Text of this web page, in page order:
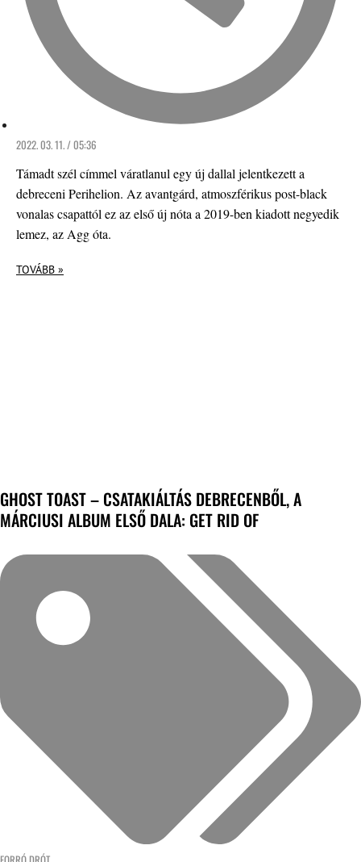
2022. 03. 11. / 05:36
Támadt szél címmel váratlanul egy új dallal jelentkezett a
debreceni Perihelion. Az avantgárd, atmoszférikus post-black
vonalas csapattól ez az első új nóta a 2019-ben kiadott negyedik
lemez, az Agg óta.
TOVÁBB »
GHOST TOAST – CSATAKIÁLTÁS DEBRECENBŐL, A
MÁRCIUSI ALBUM ELSŐ DALA: GET RID OF